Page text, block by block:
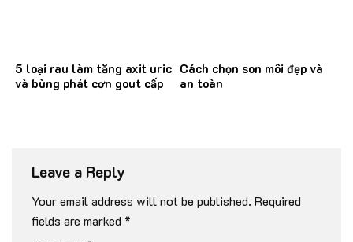
5 loại rau làm tăng axit uric
và bùng phát cơn gout cấp
Cách chọn son môi đẹp và
an toàn
Leave a Reply
Your email address will not be published. Required
fields are marked *